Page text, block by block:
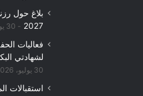
2027
30 يوليو، 2026
فعاليات
لشهادتي
30 يوليو، 2026
استقبالات